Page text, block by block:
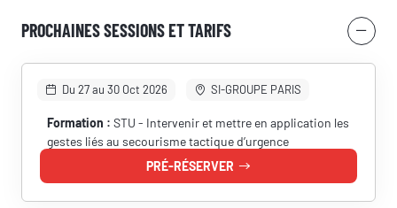
PROCHAINES SESSIONS ET TARIFS
Du 27 au 30 Oct 2026 SI-GROUPE PARIS
Formation : STU - Intervenir et mettre en application les
gestes liés au secourisme tactique d’urgence
PRÉ-RÉSERVER
Adresse e-mail